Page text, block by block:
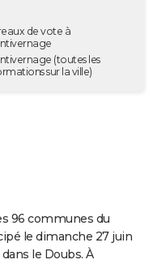
de vote à
(toutes les
sur la ville)
96 communes du
le dimanche 27 juin
le Doubs. À